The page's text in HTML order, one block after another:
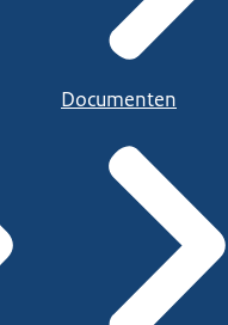
Documenten